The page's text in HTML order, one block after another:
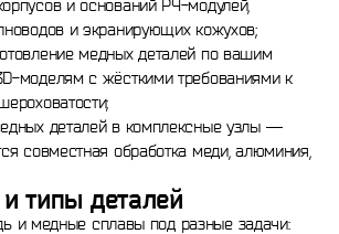
и оснований РЧ-модулей,
и экранирующих кожухов;
медных деталей по вашим
моделям с жёсткими требованиями к
деталей в комплексные узлы —
совместная обработка меди, алюминия,
типы деталей
и медные сплавы под разные задачи: